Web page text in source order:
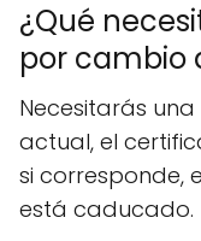
¿Qué
por cambio
Necesitarás
actual, el
si corresponde,
está caducado.